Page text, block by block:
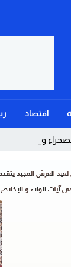
اقتصاد
ويؤكد: الحكم